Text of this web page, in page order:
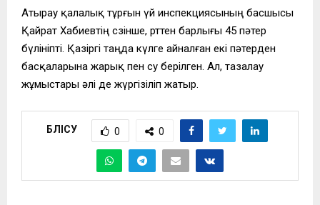
Атырау қалалық тұрғын үй инспекциясының басшысы
Қайрат Хабиевтің сөзінше, өрттен барлығы 45 пәтер
бүлініпті. Қазіргі таңда күлге айналған екі пәтерден
басқаларына жарық пен су берілген. Ал, тазалау
жұмыстары әлі де жүргізіліп жатыр.
БӨЛІСУ 0 0